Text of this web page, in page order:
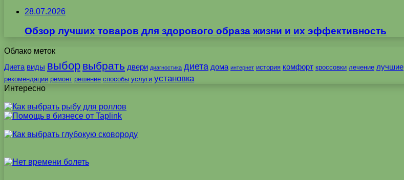
28.07.2026
Обзор лучших товаров для здорового образа жизни и их эффективность
Облако меток
Диета виды выбор выбрать двери диагностика диета дома интернет история комфорт кроссовки лечение лучшие
рекомендации ремонт решение способы услуги установка
Интересно